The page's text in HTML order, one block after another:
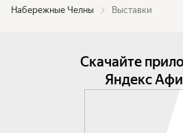
Набережные Челны Выставки
Скачайте
Яндекс